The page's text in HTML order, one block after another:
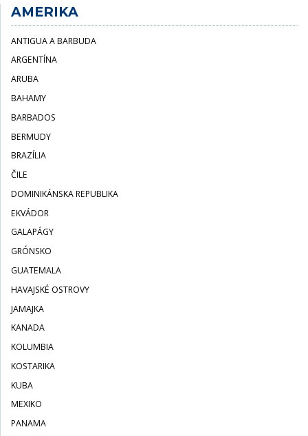
AMERIKA
ANTIGUA A BARBUDA
ARGENTÍNA
ARUBA
BAHAMY
BARBADOS
BERMUDY
BRAZÍLIA
ČILE
DOMINIKÁNSKA REPUBLIKA
EKVÁDOR
GALAPÁGY
GRÓNSKO
GUATEMALA
HAVAJSKÉ OSTROVY
JAMAJKA
KANADA
KOLUMBIA
KOSTARIKA
KUBA
MEXIKO
PANAMA